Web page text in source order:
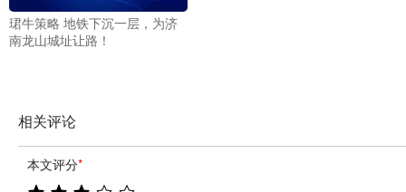
珺牛策略 地铁下沉一层，为济
南龙山城址让路！
相关评论
本文评分*